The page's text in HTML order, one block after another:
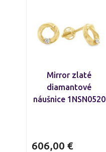
Mirror zlaté
diamantové
náušnice 1NSN0520
606,00 €